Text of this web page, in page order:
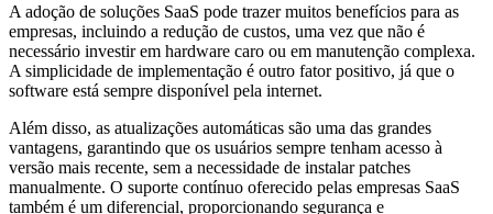
A adoção de soluções SaaS pode trazer muitos benefícios para as
empresas, incluindo a redução de custos, uma vez que não é
necessário investir em hardware caro ou em manutenção complexa.
A simplicidade de implementação é outro fator positivo, já que o
software está sempre disponível pela internet.
Além disso, as atualizações automáticas são uma das grandes
vantagens, garantindo que os usuários sempre tenham acesso à
versão mais recente, sem a necessidade de instalar patches
manualmente. O suporte contínuo oferecido pelas empresas SaaS
também é um diferencial, proporcionando segurança e